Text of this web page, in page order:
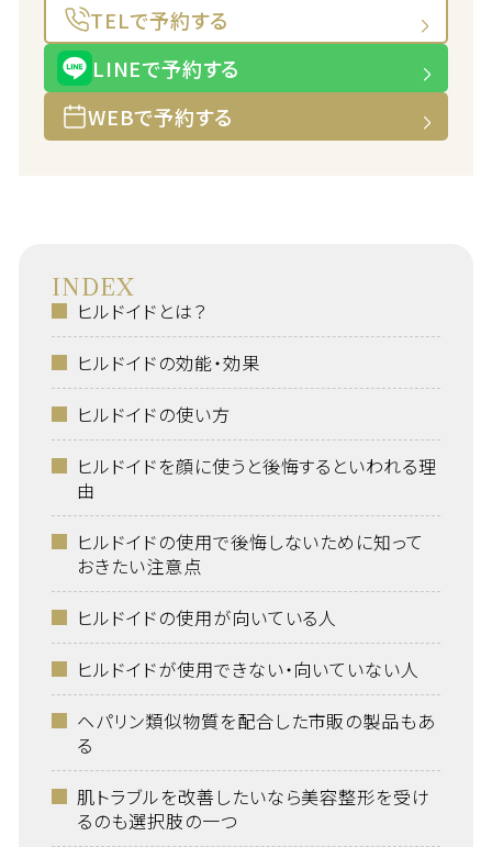
TELで予約する
LINEで予約する
WEBで予約する
INDEX
ヒルドイドとは？
ヒルドイドの効能・効果
ヒルドイドの使い方
ヒルドイドを顔に使うと後悔するといわれる理
由
ヒルドイドの使用で後悔しないために知って
おきたい注意点
ヒルドイドの使用が向いている人
ヒルドイドが使用できない・向いていない人
ヘパリン類似物質を配合した市販の製品もあ
る
肌トラブルを改善したいなら美容整形を受け
るのも選択肢の一つ